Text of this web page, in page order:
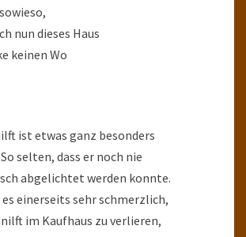
nun dieses Haus
keinen Wo
ist etwas ganz besonders
selten, dass er noch nie
abgelichtet werden konnte.
einerseits sehr schmerzlich,
im Kaufhaus zu verlieren,